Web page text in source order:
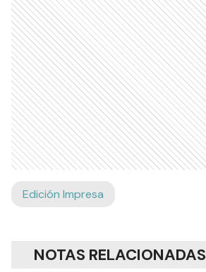
Edición Impresa
NOTAS RELACIONADAS